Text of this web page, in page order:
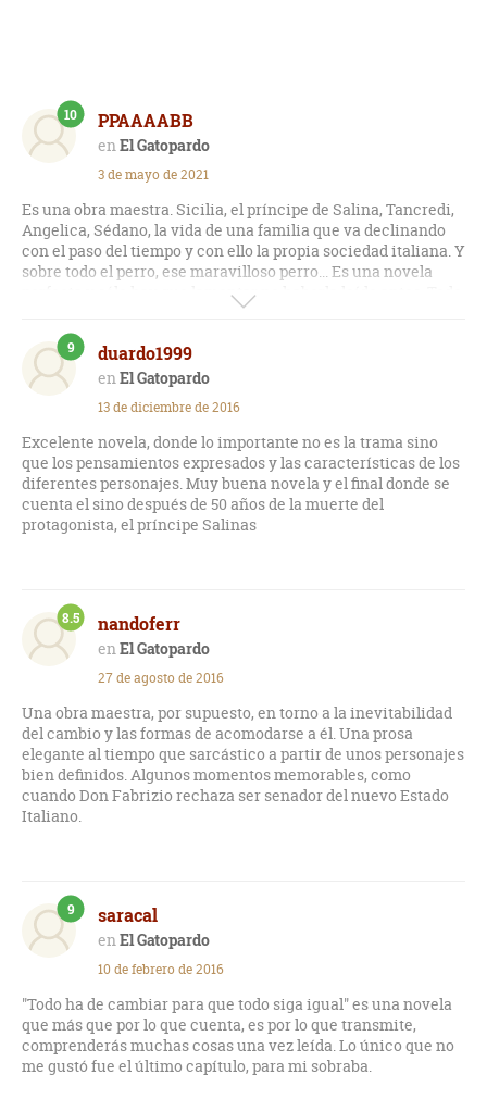
PPAAAABB
El Gatopardo
10
3 de mayo de 2021
Es una obra maestra. Sicilia, el príncipe de Salina, Tancredi,
Angelica, Sédano, la vida de una familia que va declinando
con el paso del tiempo y con ello la propia sociedad italiana. Y
sobre todo el perro, ese maravilloso perro... Es una novela
perfecta y sólo hay que lamentar no haberla leído antes. Todo
cambia para que nada cambie.
duardo1999
El Gatopardo
9
13 de diciembre de 2016
Excelente novela, donde lo importante no es la trama sino
que los pensamientos expresados y las características de los
diferentes personajes. Muy buena novela y el final donde se
cuenta el sino después de 50 años de la muerte del
protagonista, el príncipe Salinas
nandoferr
El Gatopardo
8.5
27 de agosto de 2016
Una obra maestra, por supuesto, en torno a la inevitabilidad
del cambio y las formas de acomodarse a él. Una prosa
elegante al tiempo que sarcástico a partir de unos personajes
bien definidos. Algunos momentos memorables, como
cuando Don Fabrizio rechaza ser senador del nuevo Estado
Italiano.
saracal
El Gatopardo
9
10 de febrero de 2016
"Todo ha de cambiar para que todo siga igual" es una novela
que más que por lo que cuenta, es por lo que transmite,
comprenderás muchas cosas una vez leída. Lo único que no
me gustó fue el último capítulo, para mi sobraba.